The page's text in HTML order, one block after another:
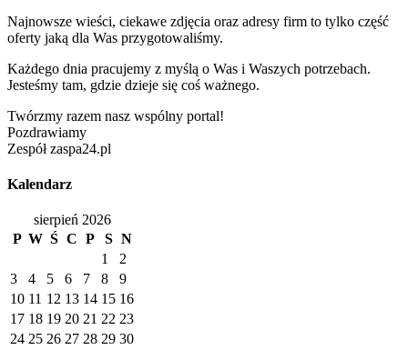
Najnowsze wieści, ciekawe zdjęcia oraz adresy firm to tylko część
oferty jaką dla Was przygotowaliśmy.
Każdego dnia pracujemy z myślą o Was i Waszych potrzebach.
Jesteśmy tam, gdzie dzieje się coś ważnego.
Twórzmy razem nasz wspólny portal!
Pozdrawiamy
Zespół zaspa24.pl
Kalendarz
sierpień 2026
P W Ś C P S N
1
2
3
4 5 6 7 8
9
10 11 12 13 14 15 16
17 18 19 20 21 22 23
24 25 26 27 28 29 30